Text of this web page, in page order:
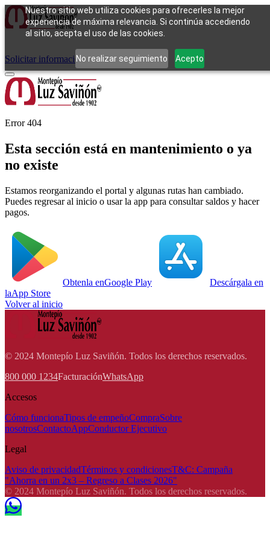
Nuestro sitio web utiliza cookies para ofrecerles la mejor
experiencia de máxima relevancia. Si continúa accediendo
al sitio, acepta el uso de las cookies.
No realizar seguimiento Acepto
Cómo funcionaTipos de empeñoCompraContacto
Solicitar información Iniciar sesión
Error 404
Esta sección está en mantenimiento o ya
no existe
Estamos reorganizando el portal y algunas rutas han cambiado.
Puedes regresar al inicio o usar la app para consultar saldos y hacer
pagos.
Obtenla enGoogle Play
Descárgala en
laApp Store
Volver al inicio
© 2024 Montepío Luz Saviñón. Todos los derechos reservados.
800 000 1234FacturaciónWhatsApp
Accesos
Cómo funcionaTipos de empeñoCompraSobre
nosotrosContactoAppConductor Ejecutivo
Legal
Aviso de privacidadTérminos y condicionesT&C: Campaña
"Ahorra en un 2x3 – Regreso a Clases 2026"
© 2024 Montepío Luz Saviñón. Todos los derechos reservados.